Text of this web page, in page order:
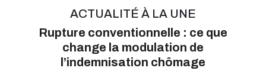
ACTUALITÉ À LA UNE
Rupture conventionnelle : ce que
change la modulation de
l’indemnisation chômage